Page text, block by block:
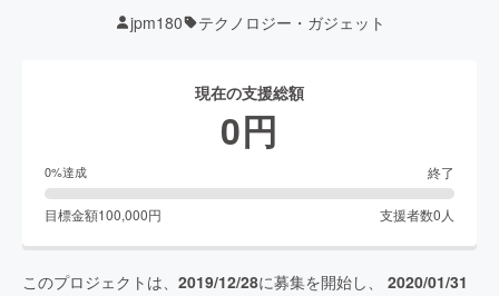
jpm180 テクノロジー・ガジェット
現在の支援総額
0円
0%達成 終了
目標金額100,000円 支援者数0 人
このプロジェクトは、 2019/12/28に募集を開始し、 2020/01/31